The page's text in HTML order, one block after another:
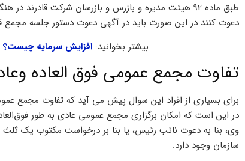
طبق ماده 92 هیئت مدیره و بازرس و بازرسان شرکت
دعوت کنند در این صورت باید در آگهی دعوت دستور جلسه مجمع
بیشتر بخوانید: افزایش سرمایه
تفاوت مجمع عمومی فوق العاده
برای بسیاری از افراد این سوال پیش می آید که تفاوت مجمع
در این است که امکان برگزاری مجمع عمومی عادی به طور
سازمان وجود دارد.